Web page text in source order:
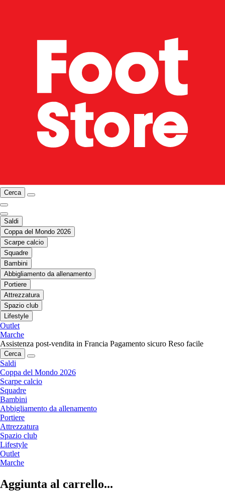
Cerca
Saldi
Coppa del Mondo 2026
Scarpe calcio
Squadre
Bambini
Abbigliamento da allenamento
Portiere
Attrezzatura
Spazio club
Lifestyle
Outlet
Marche
Assistenza post-vendita in Francia Pagamento sicuro Reso facile
Cerca
Saldi
Coppa del Mondo 2026
Scarpe calcio
Squadre
Bambini
Abbigliamento da allenamento
Portiere
Attrezzatura
Spazio club
Lifestyle
Outlet
Marche
Aggiunta al carrello...